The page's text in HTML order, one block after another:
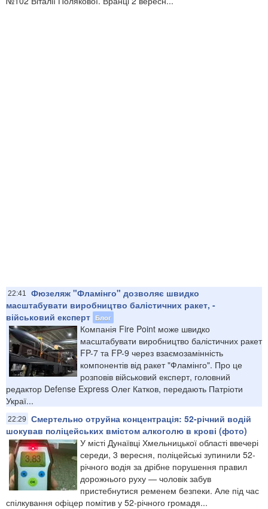
22:41
Фюзеляж "Фламінго" дозволяє швидко
масштабувати виробництво балістичних ракет, -
військовий експерт Блог
Компанія Fire Point може швидко
масштабувати виробництво балістичних ракет
FP-7 та FP-9 через взаємозамінність
компонентів від ракет "Фламінго". Про це
розповів військовий експерт, головний
редактор Defense Express Олег Катков, передають Патріоти
Украї...
22:29
Смертельно отруйна концентрація: 52-річний водій
шокував поліцейських вмістом алкоголю в крові (фото)
У місті Дунаївці Хмельницької області ввечері
середи, 3 вересня, поліцейські зупинили 52-
річного водія за дрібне порушення правил
дорожнього руху — чоловік забув
пристебнутися ременем безпеки. Але під час
спілкування офіцер помітив у 52-річного громадя...